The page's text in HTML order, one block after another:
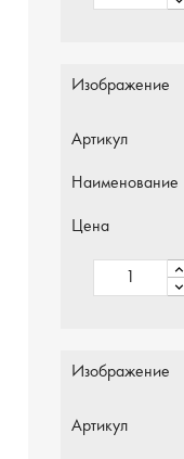
Изображение
Артикул
Наименование
Цена
Изображение
Артикул